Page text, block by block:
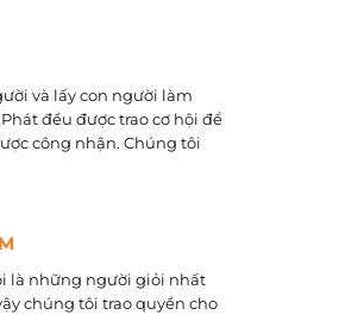
và lấy con người làm
đều được trao cơ hội để
công nhận. Chúng tôi
là những người giỏi nhất
chúng tôi trao quyền cho